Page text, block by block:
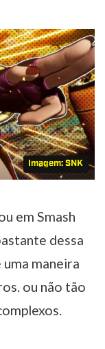
Imagem: SNK
em Smash
dessa
maneira
ou não tão